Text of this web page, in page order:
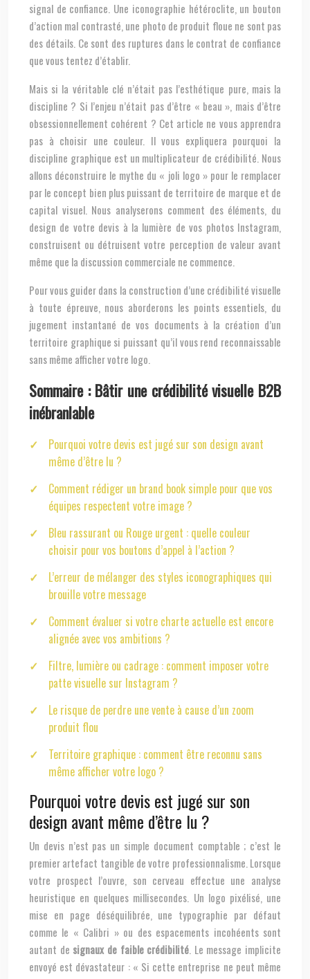
signal de confiance. Une iconographie hétéroclite, un bouton
d’action mal contrasté, une photo de produit floue ne sont pas
des détails. Ce sont des ruptures dans le contrat de confiance
que vous tentez d’établir.
Mais si la véritable clé n’était pas l’esthétique pure, mais la
discipline ? Si l’enjeu n’était pas d’être « beau », mais d’être
obsessionnellement cohérent ? Cet article ne vous apprendra
pas à choisir une couleur. Il vous expliquera pourquoi la
discipline graphique est un multiplicateur de crédibilité. Nous
allons déconstruire le mythe du « joli logo » pour le remplacer
par le concept bien plus puissant de territoire de marque et de
capital visuel. Nous analyserons comment des éléments, du
design de votre devis à la lumière de vos photos Instagram,
construisent ou détruisent votre perception de valeur avant
même que la discussion commerciale ne commence.
Pour vous guider dans la construction d’une crédibilité visuelle
à toute épreuve, nous aborderons les points essentiels, du
jugement instantané de vos documents à la création d’un
territoire graphique si puissant qu’il vous rend reconnaissable
sans même afficher votre logo.
Sommaire : Bâtir une crédibilité visuelle B2B
inébranlable
Pourquoi votre devis est jugé sur son design avant
même d’être lu ?
Comment rédiger un brand book simple pour que vos
équipes respectent votre image ?
Bleu rassurant ou Rouge urgent : quelle couleur
choisir pour vos boutons d’appel à l’action ?
L’erreur de mélanger des styles iconographiques qui
brouille votre message
Comment évaluer si votre charte actuelle est encore
alignée avec vos ambitions ?
Filtre, lumière ou cadrage : comment imposer votre
patte visuelle sur Instagram ?
Le risque de perdre une vente à cause d’un zoom
produit flou
Territoire graphique : comment être reconnu sans
même afficher votre logo ?
Pourquoi votre devis est jugé sur son
design avant même d’être lu ?
Un devis n’est pas un simple document comptable ; c’est le
premier artefact tangible de votre professionnalisme. Lorsque
votre prospect l’ouvre, son cerveau effectue une analyse
heuristique en quelques millisecondes. Un logo pixélisé, une
mise en page déséquilibrée, une typographie par défaut
comme le « Calibri » ou des espacements incohéents sont
autant de signaux de faible crédibilité . Le message implicite
envoyé est dévastateur : « Si cette entreprise ne peut même